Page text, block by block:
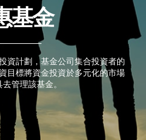
基金
資計劃，基金公司集合投資者的
目標將資金投資於多元化的市場
管理該基金。